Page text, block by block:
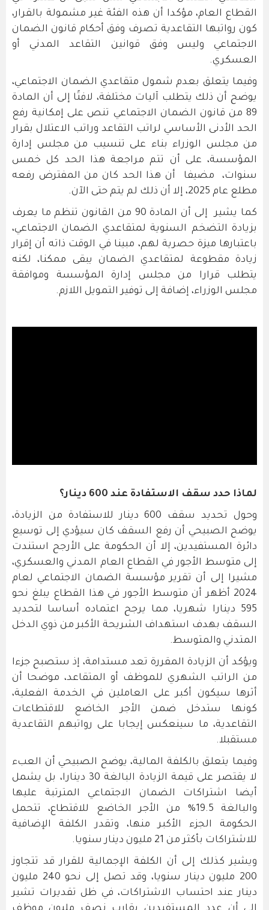
القطاع العام، مؤكدا أن هذه الفئة غير مشمولة بالقرار،
كون رواتبها التقاعدية تصرف وفق أحكام قانون الضمان
الاجتماعي وليس وفق قوانين التقاعد المدني أو
العسكري.
وفيما يتعلق بعدم شمول متقاعدي الضمان الاجتماعي،
يوضح أن ذلك يتطلب آليات مختلفة، لافتًا إلى أن المادة
89 من قانون الضمان الاجتماعي تنص على إمكانية رفع
الحد الأدنى الأساسي لراتب التقاعد وراتب الاعتلال بقرار
من مجلس الوزراء بناء على تنسيب من مجلس إدارة
المؤسسة، على أن تتم مراجعة هذا الحد كل خمس
سنوات، مضيفا أن هذا الحد كان من المفترض رفعه
مطلع عام 2025، إلا أن ذلك لم يتم حتى الآن.
كما يشير إلى أن المادة 90 من القانون تنظم ما يعرف
بزيادة التضخم السنوية لمتقاعدي الضمان الاجتماعي،
باعتبارها ميزة حصرية لهم، مبينا في الوقت ذاته أن إقرار
زيادة مقطوعة لمتقاعدي الضمان يبقى ممكنا، لكنه
يتطلب قرارا من مجلس إدارة المؤسسة وموافقة
مجلس الوزراء، إضافة إلى توفير التمويل اللازم.
لماذا حدد سقف الاستفادة عند 600 دينار؟
وحول تحديد سقف 600 دينار للاستفادة من الزيادة،
يوضح الصبيحي أن رفع السقف كان سيؤدي إلى توسيع
دائرة المستفيدين، إلا أن الحكومة على الأرجح استندت
إلى متوسط الأجور في القطاع العام المدني والعسكري،
مشيرا إلى أن تقرير مؤسسة الضمان الاجتماعي لعام
2024 أظهر أن متوسط الأجور في هذا القطاع يبلغ نحو
595 دينارا شهريا، مما يرجح اعتماده أساسا لتحديد
السقف بهدف استهداف الشريحة الأكبر من ذوي الدخل
المتدني والمتوسط.
ويؤكد أن الزيادة المقررة تعد مستدامة، إذ ستصبح جزءا
من الراتب الشهري للموظف أو المتقاعد، موضحا أن
أثرها سيكون أكبر على العاملين في الخدمة الفعلية،
كونها ستدخل ضمن الأجر الخاضع للاقتطاعات
التقاعدية، ما سينعكس إيجابا على رواتبهم التقاعدية
مستقبلا.
وفيما يتعلق بالكلفة المالية، يوضح الصبيحي أن العبء
لا يقتصر على قيمة الزيادة البالغة 30 دينارا، بل يشمل
أيضا اشتراكات الضمان الاجتماعي المترتبة عليها
والبالغة 19.5% من الأجر الخاضع للاقتطاع، تتحمل
الحكومة الجزء الأكبر منها، وتقدر الكلفة الإضافية
للاشتراكات بأكثر من 21 مليون دينار سنويا.
ويشير كذلك إلى أن الكلفة الإجمالية للقرار قد تتجاوز
200 مليون دينار سنويا، وقد تصل إلى نحو 240 مليون
دينار عند احتساب الاشتراكات، في ظل تقديرات تشير